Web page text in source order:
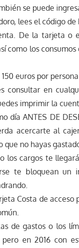
se puede
lees el código
De la tarjeta o
como los
euros por
consultar en
imprimir la
día ANTES DE
acercarte al
no hayas
los cargos te
te bloquean un
Costa de
de gastos o los
en 2016 con